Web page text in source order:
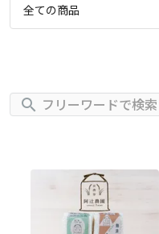
全ての商品